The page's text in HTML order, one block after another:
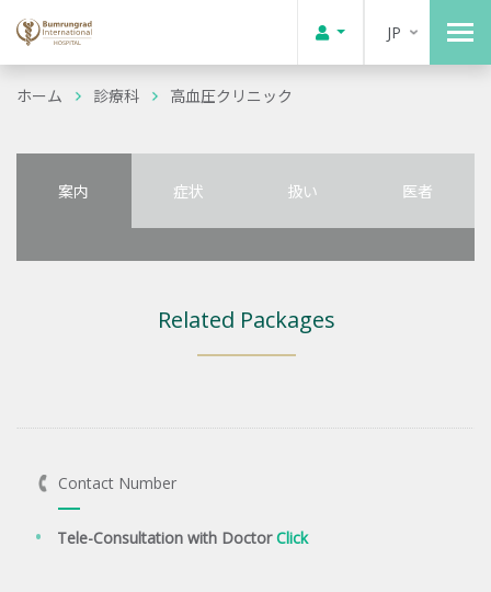
JP
ホーム 診療科 高血圧クリニック
案内 症状 扱い 医者
Related Packages
Contact Number
Tele-Consultation with DoctorClick